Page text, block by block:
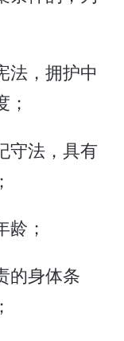
法，拥护中
守法，具有
龄；
的身体条